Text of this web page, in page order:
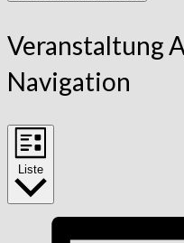
Veranstaltung
Navigation
Liste